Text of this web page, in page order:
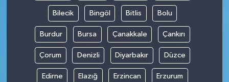
Bilecik Bingöl Bitlis Bolu
Burdur Bursa Çanakkale Çankırı
Çorum Denizli Diyarbakır Düzce
Edirne Elazığ Erzincan Erzurum